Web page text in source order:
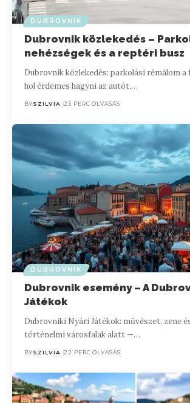
DUBROVNIK
Dubrovnik közlekedés –
nehézségek és a reptéri busz
Dubrovnik közlekedés: parkolási rémálom
hol érdemes hagyni az autót,…
BYSZILVIA 23 PERC OLVASÁS
DUBROVNIK
Dubrovnik esemény – A
Játékok
Dubrovniki Nyári Játékok: művészet, zene
történelmi városfalak alatt —…
BYSZILVIA 22 PERC OLVASÁS